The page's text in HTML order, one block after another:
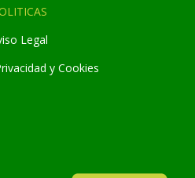
Legal
y Cookies